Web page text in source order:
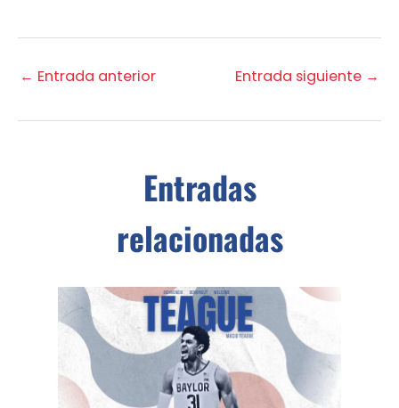
← Entrada anterior Entrada siguiente →
Entradas
relacionadas